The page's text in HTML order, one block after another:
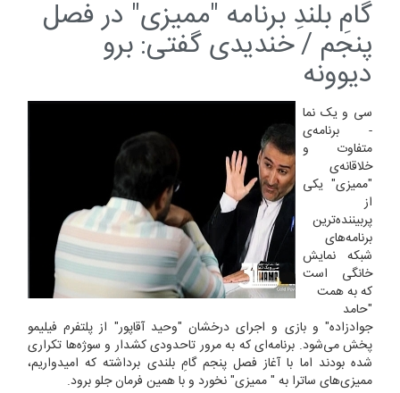
گامِ بلندِ برنامه "ممیزی" در فصل
پنجم / خندیدی گفتی: برو
دیوونه
سی و یک نما
- برنامه‌ی
متفاوت و
خلاقانه‌ی
"ممیزی" یکی
از
پربیننده‌ترین
برنامه‌های
شبکه نمایش
خانگی است
که به همت
"حامد
جوادزاده" و بازی و اجرای درخشان "وحید آقاپور" از پلتفرم فیلیمو
پخش می‌شود. برنامه‌ای که به مرور تاحدودی کشدار و سوژه‌ها تکراری
شده بودند اما با آغاز فصل پنجم گامِ بلندی برداشته که امیدواریم،
ممیزی‌های ساترا به " ممیزی" نخورد و با همین فرمان جلو برود.